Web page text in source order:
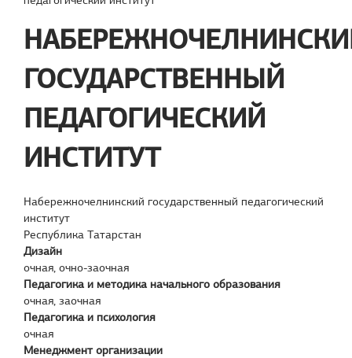
ГОСУДАРСТВЕННЫЙ
ПЕДАГОГИЧЕСКИЙ
ИНСТИТУТ
Набережночелнинский государственный педагогический
институт
Республика Татарстан
Дизайн
очная, очно-заочная
Педагогика и методика начального образования
очная, заочная
Педагогика и психология
очная
Менеджмент организации